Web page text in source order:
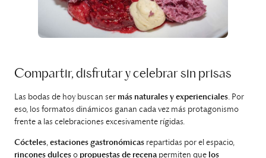
Compartir, disfrutar y celebrar sin prisas
Las bodas de hoy buscan ser más naturales y experienciales . Por
eso, los formatos dinámicos ganan cada vez más protagonismo
frente a las celebraciones excesivamente rígidas.
Cócteles, estaciones gastronómicas repartidas por el espacio,
rincones dulces o propuestas de recena permiten que los